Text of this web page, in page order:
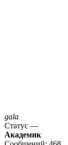
gala
Статус —
Академик